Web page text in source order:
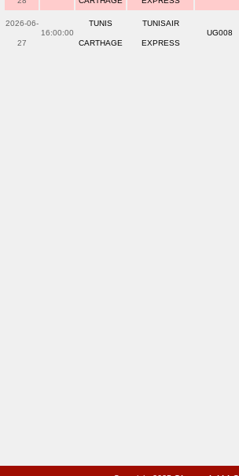
2026-06-
27
16:00:00
TUNIS
CARTHAGE
TUNISAIR
EXPRESS
UG008